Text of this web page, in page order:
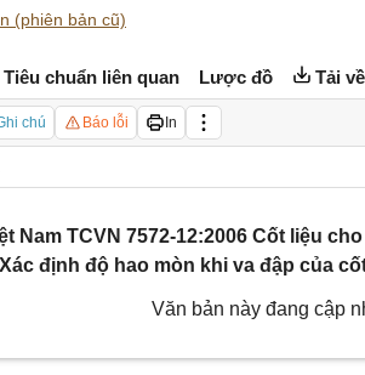
(phiên bản cũ)
Tiêu chuẩn liên quan Lược đồ Tải về
chú Báo lỗi In
Nam TCVN 7572-12:2006 Cốt liệu
định độ hao mòn khi va đập của
Văn bản này đang cập